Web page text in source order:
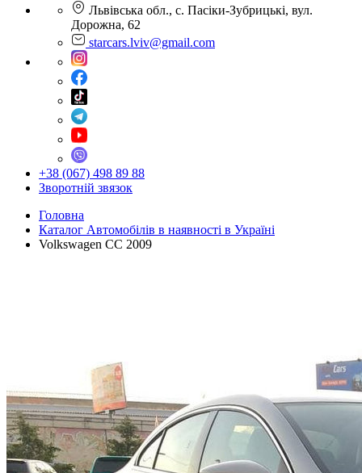
Львівська обл., с. Пасіки-Зубрицькі, вул.
Дорожна, 62
starcars.lviv@gmail.com
+38 (067) 498 89 88
Зворотній звязок
Головна
Каталог Автомобілів в наявності в Україні
Volkswagen CC 2009